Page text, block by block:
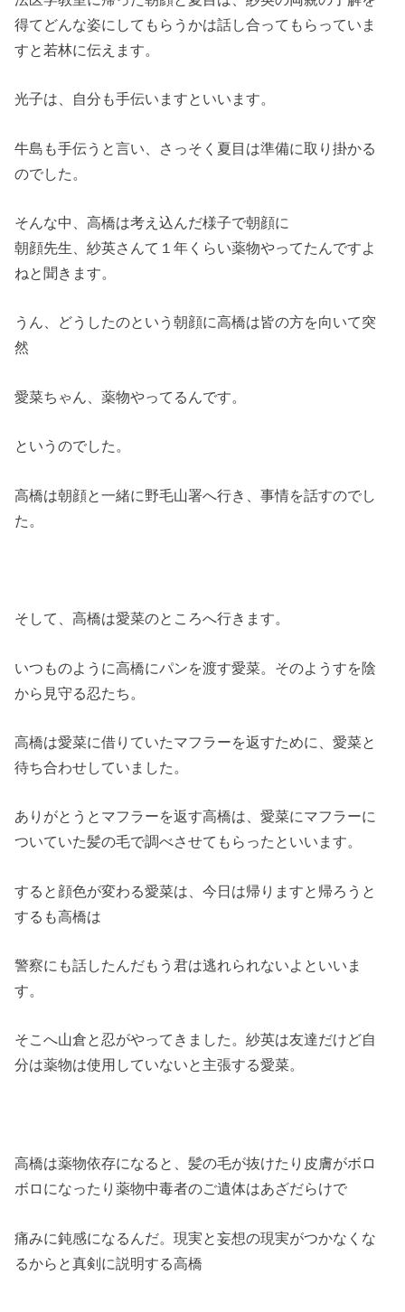
得てどんな姿にしてもらうかは話し合ってもら っていま
すと若林に伝えます。
光子は、自分も手伝いますといいます。
牛島も手伝うと言い、さっそく夏目は準備に取り掛かる
のでした。
そんな中、高橋は考え込んだ様子で朝顔に
朝顔先生、紗英さんて１年くらい薬物やってたんですよ
ねと聞きます。
うん、どうしたのという朝顔に高橋は皆の方を向いて突
然
愛菜ちゃん、薬物やってるんです。
というのでした。
高橋は朝顔と一緒に野毛山署へ行き、事情を話すのでし
た。
そして、高橋は愛菜のところへ行きます。
いつものように高橋にパンを渡す愛菜。そのようすを陰
から見守る忍たち。
高橋は愛菜に借りていたマフラーを返すために、愛菜と
待ち合わせしていました。
ありがとうとマフラーを返す高橋は、愛菜にマフラーに
ついていた髪の毛で調べさせてもらったといいます。
すると顔色が変わる愛菜は、今日は帰りますと帰ろうと
するも高橋は
警察にも話したんだもう君は逃れられないよといいま
す。
そこへ山倉と忍がやってきました。紗英は友達だけど自
分は薬物は使用していないと主張する愛菜。
高橋は薬物依存になると、髪の毛が抜けたり皮膚がボロ
ボロになったり薬物中毒者のご遺体はあざだらけで
痛みに鈍感になるんだ。現実と妄想の現実がつかなくな
るからと真剣に説明する高橋